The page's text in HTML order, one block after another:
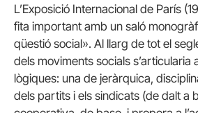
L’Exposició Internacional de París
fita important amb un saló
qüestió social». Al llarg de tot el
dels moviments socials s’articularia
lògiques: una de jeràrquica,
dels partits i els sindicats (de dalt a